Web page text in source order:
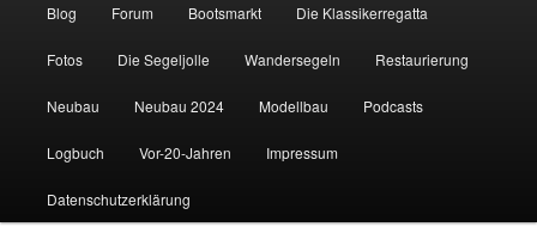
Zum
primären
Inhalt
springen
Blog Forum Bootsmarkt Die Klassikerregatta
Fotos Die Segeljolle Wandersegeln Restaurierung
Neubau Neubau 2024 Modellbau Podcasts
Logbuch Vor-20-Jahren Impressum
Datenschutzerklärung